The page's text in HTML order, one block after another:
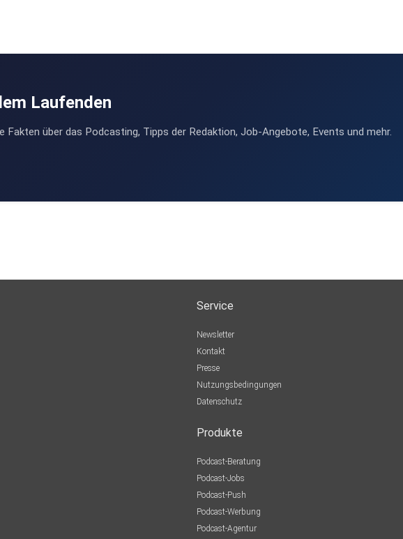
Laufenden
über das Podcasting, Tipps der Redaktion, Job-Angebote, Events und mehr.
Service
Newsletter
Kontakt
Presse
Nutzungsbedingungen
Datenschutz
Produkte
Podcast-Beratung
Podcast-Jobs
Podcast-Push
Podcast-Werbung
Podcast-Agentur